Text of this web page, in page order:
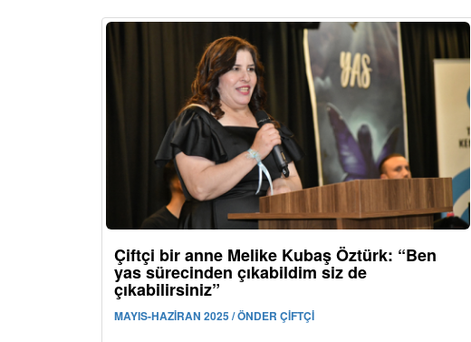
Çiftçi bir anne Melike Kubaş Öztürk: “Ben
yas sürecinden çıkabildim siz de
çıkabilirsiniz”
MAYIS-HAZİRAN 2025 / ÖNDER ÇİFTÇİ